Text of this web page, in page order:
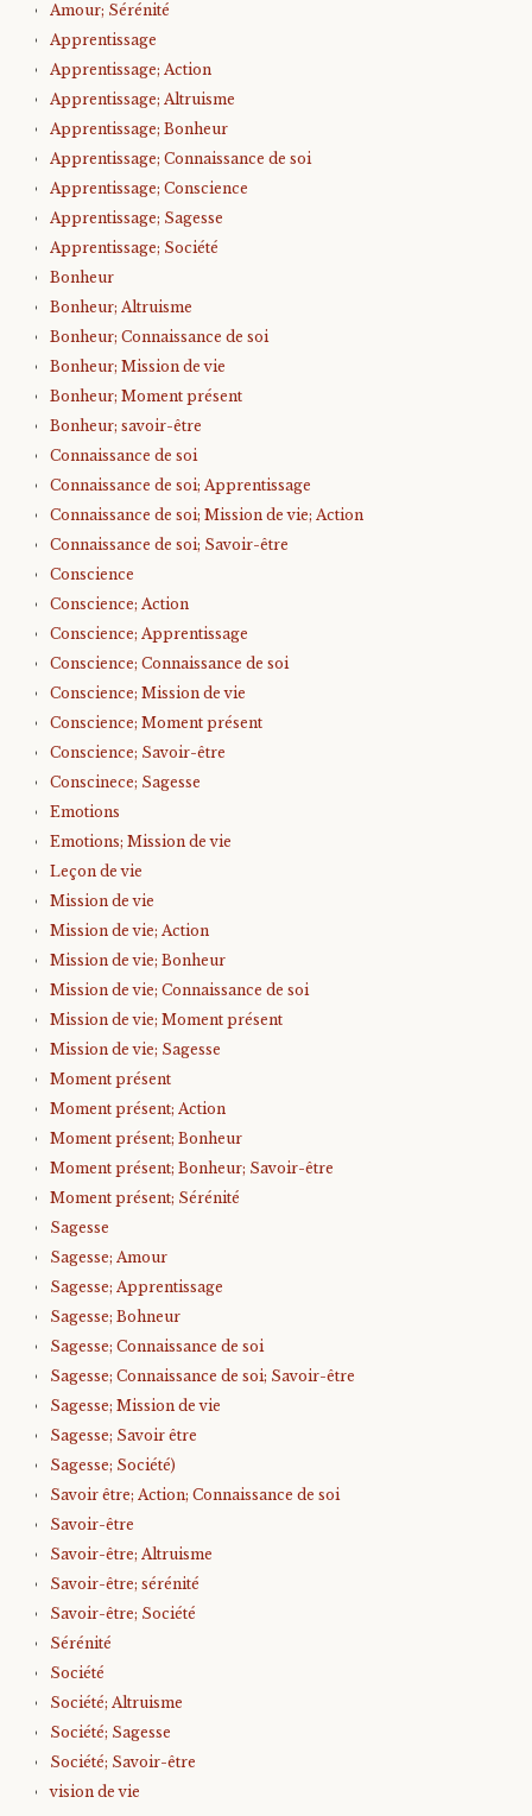
Amour; Sérénité
Apprentissage
Apprentissage; Action
Apprentissage; Altruisme
Apprentissage; Bonheur
Apprentissage; Connaissance de soi
Apprentissage; Conscience
Apprentissage; Sagesse
Apprentissage; Société
Bonheur
Bonheur; Altruisme
Bonheur; Connaissance de soi
Bonheur; Mission de vie
Bonheur; Moment présent
Bonheur; savoir-être
Connaissance de soi
Connaissance de soi; Apprentissage
Connaissance de soi; Mission de vie; Action
Connaissance de soi; Savoir-être
Conscience
Conscience; Action
Conscience; Apprentissage
Conscience; Connaissance de soi
Conscience; Mission de vie
Conscience; Moment présent
Conscience; Savoir-être
Conscinece; Sagesse
Emotions
Emotions; Mission de vie
Leçon de vie
Mission de vie
Mission de vie; Action
Mission de vie; Bonheur
Mission de vie; Connaissance de soi
Mission de vie; Moment présent
Mission de vie; Sagesse
Moment présent
Moment présent; Action
Moment présent; Bonheur
Moment présent; Bonheur; Savoir-être
Moment présent; Sérénité
Sagesse
Sagesse; Amour
Sagesse; Apprentissage
Sagesse; Bohneur
Sagesse; Connaissance de soi
Sagesse; Connaissance de soi; Savoir-être
Sagesse; Mission de vie
Sagesse; Savoir être
Sagesse; Société)
Savoir être; Action; Connaissance de soi
Savoir-être
Savoir-être; Altruisme
Savoir-être; sérénité
Savoir-être; Société
Sérénité
Société
Société; Altruisme
Société; Sagesse
Société; Savoir-être
vision de vie